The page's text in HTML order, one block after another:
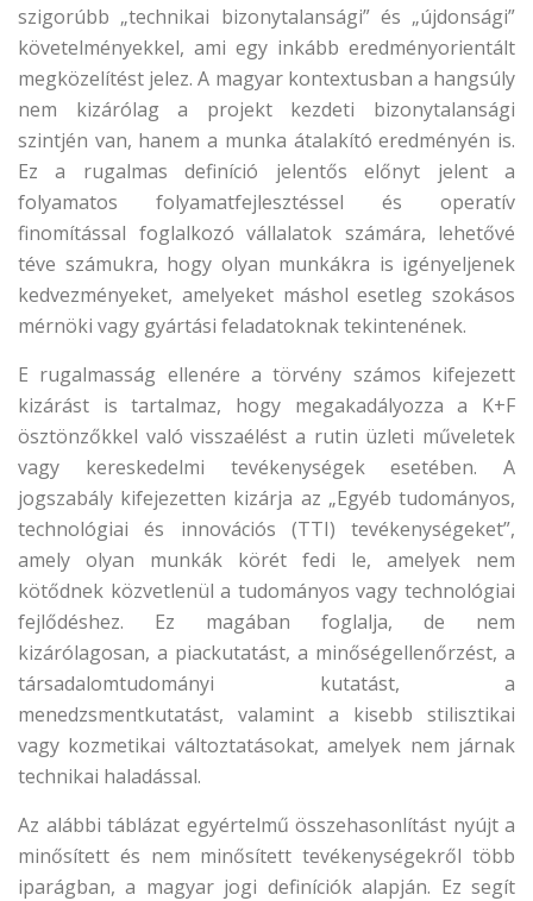
szigorúbb „technikai bizonytalansági” és „újdonsági”
követelményekkel, ami egy inkább eredményorientált
megközelítést jelez. A magyar kontextusban a hangsúly
nem kizárólag a projekt kezdeti bizonytalansági
szintjén van, hanem a munka átalakító eredményén is.
Ez a rugalmas definíció jelentős előnyt jelent a
folyamatos folyamatfejlesztéssel és operatív
finomítással foglalkozó vállalatok számára, lehetővé
téve számukra, hogy olyan munkákra is igényeljenek
kedvezményeket, amelyeket máshol esetleg szokásos
mérnöki vagy gyártási feladatoknak tekintenének.
E rugalmasság ellenére a törvény számos kifejezett
kizárást is tartalmaz, hogy megakadályozza a K+F
ösztönzőkkel való visszaélést a rutin üzleti műveletek
vagy kereskedelmi tevékenységek esetében. A
jogszabály kifejezetten kizárja az „Egyéb tudományos,
technológiai és innovációs (TTI) tevékenységeket”,
amely olyan munkák körét fedi le, amelyek nem
kötődnek közvetlenül a tudományos vagy technológiai
fejlődéshez. Ez magában foglalja, de nem
kizárólagosan, a piackutatást, a minőségellenőrzést, a
társadalomtudományi kutatást, a
menedzsmentkutatást, valamint a kisebb stilisztikai
vagy kozmetikai változtatásokat, amelyek nem járnak
technikai haladással.
Az alábbi táblázat egyértelmű összehasonlítást nyújt a
minősített és nem minősített tevékenységekről több
iparágban, a magyar jogi definíciók alapján. Ez segít